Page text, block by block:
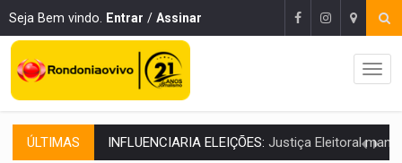
Seja Bem vindo. Entrar / Assinar
ÚLTIMAS
CONEXÃO RONDONIAOVIVO: Marcio Barreto, pres. da ABAV-RO, alerta sobre